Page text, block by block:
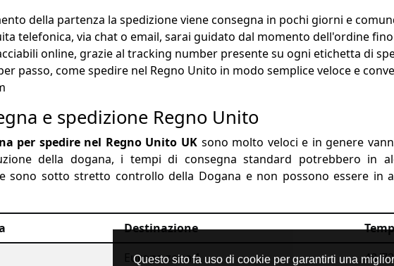
della partenza la spedizione viene consegna in pochi giorni e
telefonica, via chat o email, sarai guidato dal momento dell'ordine
online, grazie al tracking number presente su ogni etichetta di
passo, come spedire nel Regno Unito in modo semplice veloce e
e spedizione Regno Unito
per spedire nel Regno Unito UK sono molto veloci e in genere
della dogana, i tempi di consegna standard potrebbero in
sono sotto stretto controllo della Dogana e non possono essere
Destinazione
Europa zona 1
48/